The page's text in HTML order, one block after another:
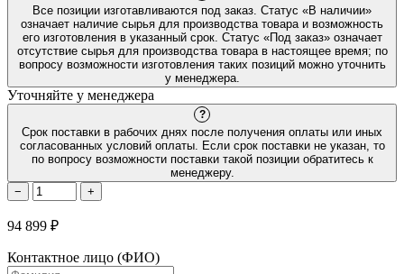
Все позиции изготавливаются под заказ. Статус «В наличии»
означает наличие сырья для производства товара и возможность
его изготовления в указанный срок. Статус «Под заказ» означает
отсутствие сырья для производства товара в настоящее время; по
вопросу возможности изготовления таких позиций можно уточнить
у менеджера.
Уточняйте у менеджера
?
Срок поставки в рабочих днях после получения оплаты или иных
согласованных условий оплаты. Если срок поставки не указан, то
по вопросу возможности поставки такой позиции обратитесь к
менеджеру.
−
+
94 899 ₽
Контактное лицо (ФИО)